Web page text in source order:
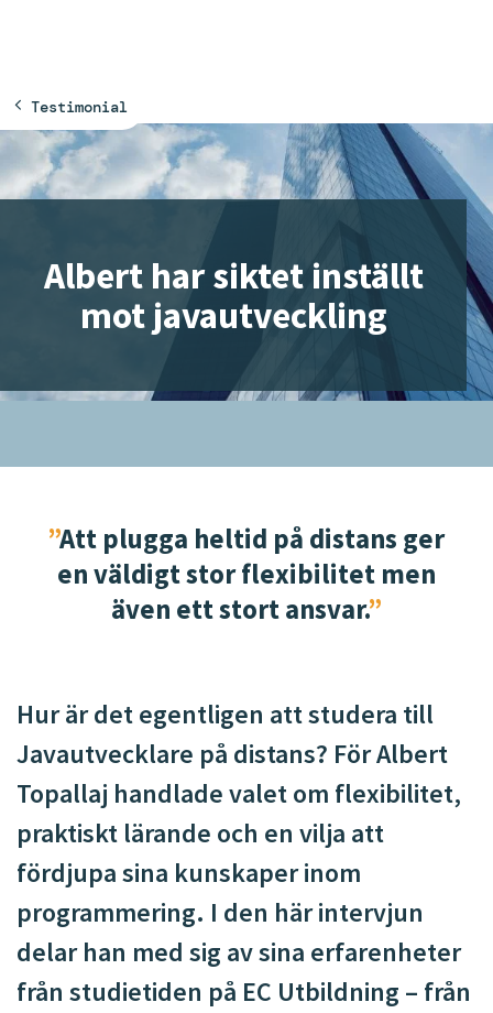
o
p
n
å
Huvudnavigation
Testimonial
Albert har siktet inställt
mot javautveckling
Att plugga heltid på distans ger
en väldigt stor flexibilitet men
även ett stort ansvar.
Hur är det egentligen att studera till
Javautvecklare på distans? För Albert
Topallaj handlade valet om flexibilitet,
praktiskt lärande och en vilja att
fördjupa sina kunskaper inom
programmering. I den här intervjun
delar han med sig av sina erfarenheter
från studietiden på EC Utbildning – från